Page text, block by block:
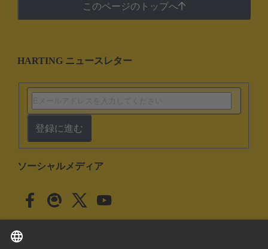
このページのトップへ
HARTING ニュースレター
登録に進む
ソーシャルメディア